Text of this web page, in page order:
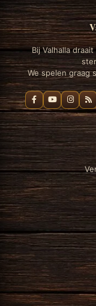
Bij Valhalla
We spelen graag